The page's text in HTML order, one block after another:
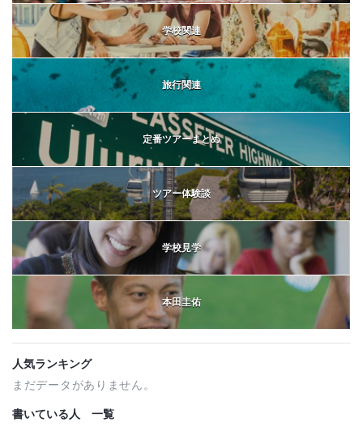
学校関連
旅行関連
定番ツアーまとめ
ツアー体験談
学校見学
本田圭佑
人気ランキング
まだデータがありません。
書いている人 一覧